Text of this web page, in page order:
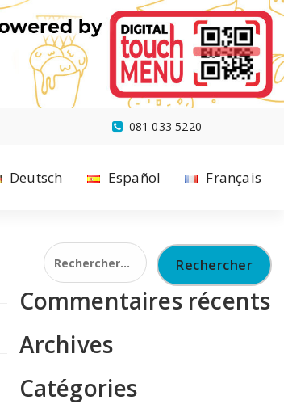
081 033 5220
Deutsch Español Français
Rechercher :
Commentaires récents
Archives
Catégories